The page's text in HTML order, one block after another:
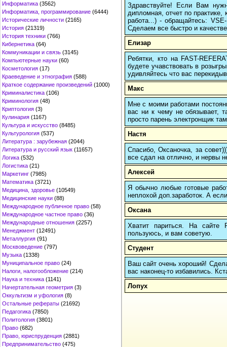
Информатика (3562)
Информатика, программирование (6444)
Исторические личности (2165)
История (21319)
История техники (766)
Кибернетика (64)
Коммуникации и связь (3145)
Компьютерные науки (60)
Косметология (17)
Краеведение и этнография (588)
Краткое содержание произведений (1000)
Криминалистика (106)
Криминология (48)
Криптология (3)
Кулинария (1167)
Культура и искусство (8485)
Культурология (537)
Литература : зарубежная (2044)
Литература и русский язык (11657)
Логика (532)
Логистика (21)
Маркетинг (7985)
Математика (3721)
Медицина, здоровье (10549)
Медицинские науки (88)
Международное публичное право (58)
Международное частное право (36)
Международные отношения (2257)
Менеджмент (12491)
Металлургия (91)
Москвоведение (797)
Музыка (1338)
Муниципальное право (24)
Налоги, налогообложение (214)
Наука и техника (1141)
Начертательная геометрия (3)
Оккультизм и уфология (8)
Остальные рефераты (21692)
Педагогика (7850)
Политология (3801)
Право (682)
Право, юриспруденция (2881)
Предпринимательство (475)
Здравствуйте! Если Вам
дипломная, отчет по
работа...) - обращайтесь:
Сделаем все быстро и
Елизар
Ребятки, кто на FAST-
будете учавствовать в
удивляйтесь что вас
Макс
Мне с моими работами
вас ни к чему не обязывает,
просто парень электронщик
Настя
Спасибо, Оксаночка, за
все сдал на отлично, и нервы
Алексей
Я обычно любые готовые
неплохой доп.заработок. А
Оксана
Хватит париться. На
пользуюсь, и вам советую.
Студент
Ваш сайт очень хороший!
вас наконец-то избавились.
Лопух